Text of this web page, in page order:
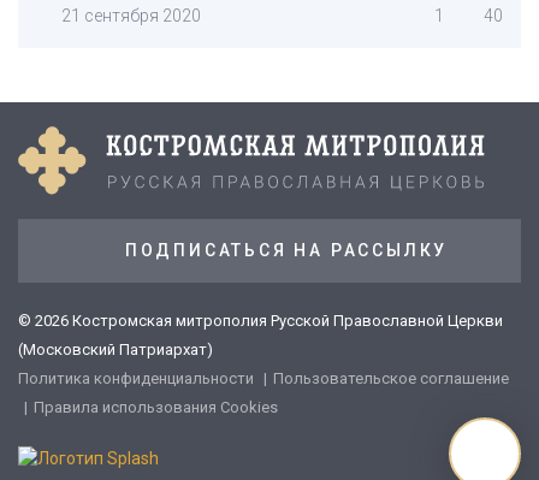
21 сентября 2020 1 40
ПОДПИСАТЬСЯ НА РАССЫЛКУ
© 2026 Костромская митрополия Русской Православной Церкви
(Московский Патриархат)
Политика конфиденциальности
Пользовательское соглашение
Правила использования Cookies